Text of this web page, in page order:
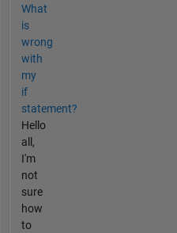
What
is
wrong
with
my
if
statement?
Hello
all,
I'm
not
sure
how
to